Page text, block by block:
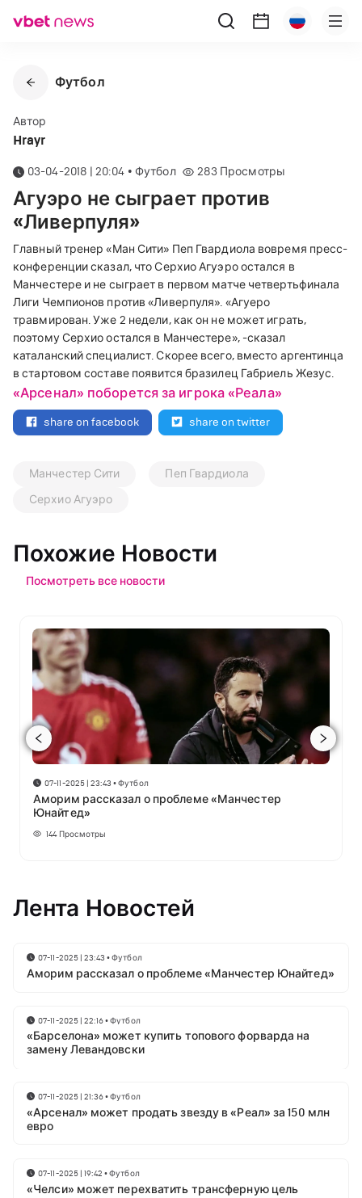
Футбол
Автор
Hrayr
03-04-2018 | 20:04 • Футбол 283 Просмотры
Агуэро не сыграет против
«Ливерпуля»
Главный тренер «Ман Сити» Пеп Гвардиола вовремя пресс-
конференции сказал, что Серхио Агуэро остался в
Манчестере и не сыграет в первом матче четвертьфинала
Лиги Чемпионов против «Ливерпуля». «Агуеро
травмирован. Уже 2 недели, как он не может играть,
поэтому Серхио остался в Манчестере», -сказал
каталанский специалист. Скорее всего, вместо аргентинца
в стартовом составе появится бразилец Габриель Жезус.
«Арсенал» поборется за игрока «Реала»
share on facebook share on twitter
Манчестер Сити
Пеп Гвардиола
Серхио Агуэро
Похожие Новости
Посмотреть все новости
07-11-2025 | 23:43 •Футбол
Аморим рассказал о проблеме «Манчестер
Юнайтед»
144 Просмотры
Лента Новостей
07-11-2025 | 23:43 •Футбол
Аморим рассказал о проблеме «Манчестер Юнайтед»
07-11-2025 | 22:16•Футбол
«Барселона» может купить топового форварда на
замену Левандовски
07-11-2025 | 21:36•Футбол
«Арсенал» может продать звезду в «Реал» за 150 млн
евро
07-11-2025 | 19:42 •Футбол
«Челси» может перехватить трансферную цель